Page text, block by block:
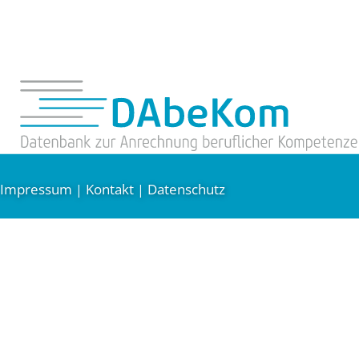
Impressum | Kontakt | Datenschutz